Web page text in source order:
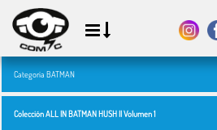
Categoría BATMAN
Colección ALL IN BATMAN HUSH II Volumen 1